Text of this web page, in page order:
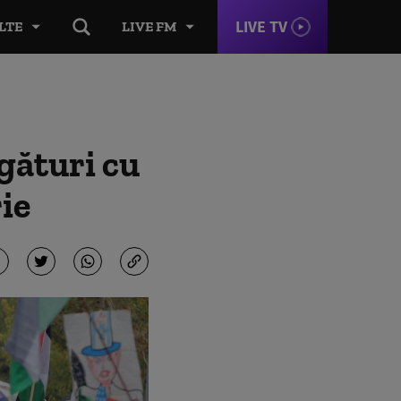
LIVE FM LIVE TV
cu